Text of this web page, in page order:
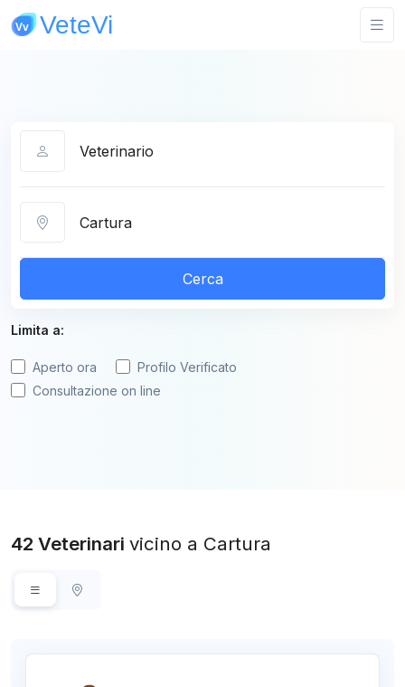
Cerca
Limita a:
Aperto ora
Profilo Verificato
Consultazione on line
42 Veterinari vicino a Cartura